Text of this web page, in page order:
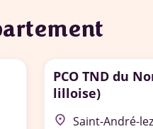
PCO TND du
lilloise)
place Saint-André-